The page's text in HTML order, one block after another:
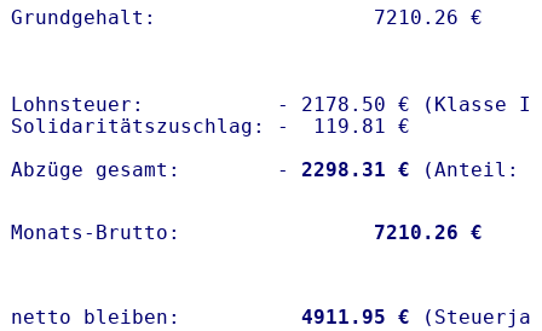
Lohnsteuer:           - 2178.50 € (Klasse I)
Solidaritätszuschlag: -  119.81 €
Abzüge gesamt:        -
2298.31 €
Monats-Brutto: 7210.26 €
netto bleiben: 4911.95 €